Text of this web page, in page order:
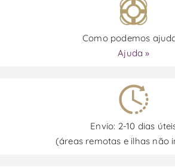
Como podemos
Ajuda »
Envio: 2-10 dias
(áreas remotas e ilhas não